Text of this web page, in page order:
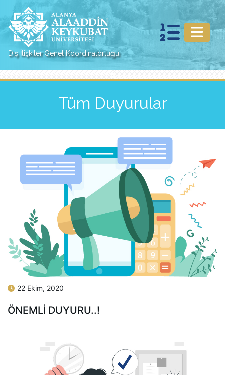
Dış İlişkiler Genel Koordinatörlüğü
Tüm Duyurular
22 Ekim, 2020
ÖNEMLI DUYURU..!